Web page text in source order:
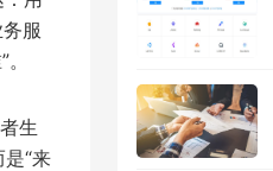
服
生
“来